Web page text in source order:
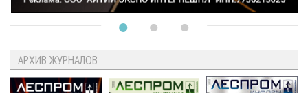
АРХИВ ЖУРНАЛОВ